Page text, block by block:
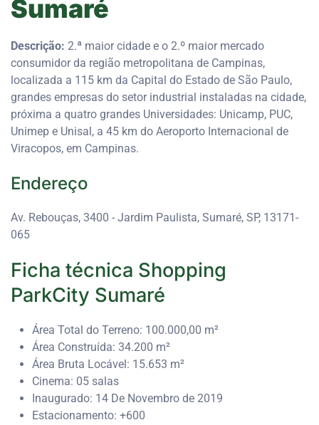
Sumaré
Descrição: 2.ª maior cidade e o 2.º maior mercado
consumidor da região metropolitana de Campinas,
localizada a 115 km da Capital do Estado de São Paulo,
grandes empresas do setor industrial instaladas na cidade,
próxima a quatro grandes Universidades: Unicamp, PUC,
Unimep e Unisal, a 45 km do Aeroporto Internacional de
Viracopos, em Campinas.
Endereço
Av. Rebouças, 3400 - Jardim Paulista, Sumaré, SP, 13171-
065
Ficha técnica Shopping
ParkCity Sumaré
Área Total do Terreno: 100.000,00 m²
Área Construída: 34.200 m²
Área Bruta Locável: 15.653 m²
Cinema: 05 salas
Inaugurado: 14 De Novembro de 2019
Estacionamento: +600